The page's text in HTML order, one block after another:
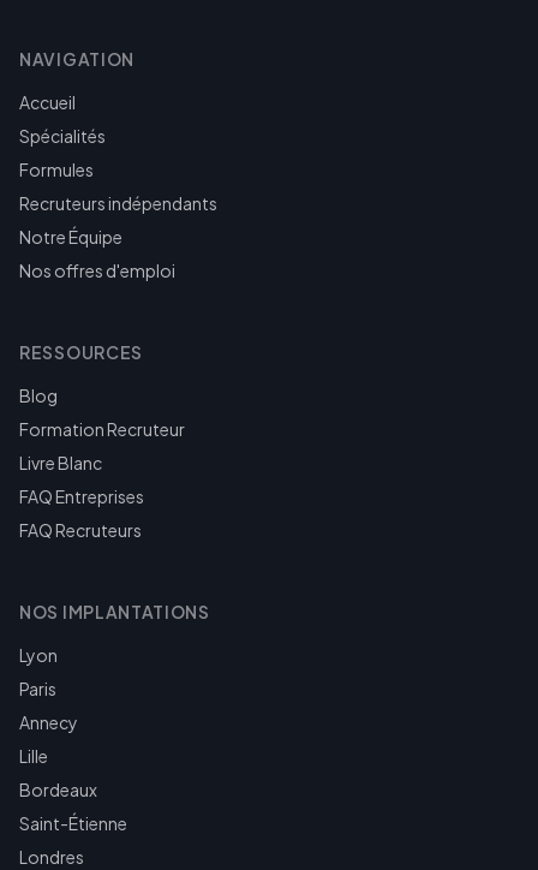
NAVIGATION
Accueil
Spécialités
Formules
Recruteurs indépendants
Notre Équipe
Nos offres d'emploi
RESSOURCES
Blog
Formation Recruteur
Livre Blanc
FAQ Entreprises
FAQ Recruteurs
NOS IMPLANTATIONS
Lyon
Paris
Annecy
Lille
Bordeaux
Saint-Étienne
Londres